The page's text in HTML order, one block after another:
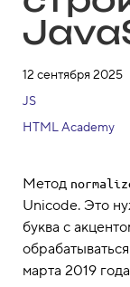
12 сентября 2025
JS
HTML Academy
Метод
Unicode. Это
буква с
марта 2019